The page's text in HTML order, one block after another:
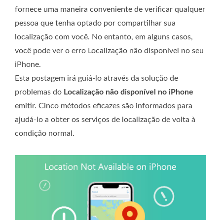
fornece uma maneira conveniente de verificar qualquer
pessoa que tenha optado por compartilhar sua
localização com você. No entanto, em alguns casos,
você pode ver o erro Localização não disponível no seu
iPhone.
Esta postagem irá guiá-lo através da solução de
problemas do Localização não disponível no iPhone
emitir. Cinco métodos eficazes são informados para
ajudá-lo a obter os serviços de localização de volta à
condição normal.